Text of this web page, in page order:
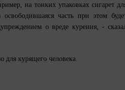
на тонких упаковках сигарет
часть при этом
о вреде курения, -
для курящего человека.